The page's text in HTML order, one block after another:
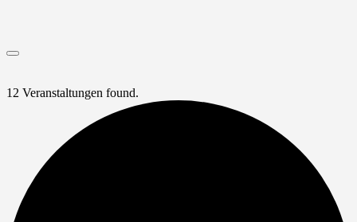
Menu
12 Veranstaltungen found.